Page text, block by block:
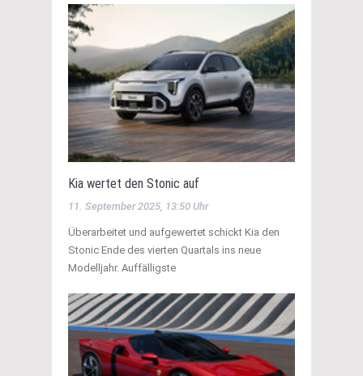
Kia wertet den Stonic auf
11. September 2025, 13:50 Uhr
Überarbeitet und aufgewertet schickt Kia den
Stonic Ende des vierten Quartals ins neue
Modelljahr. Auffälligste